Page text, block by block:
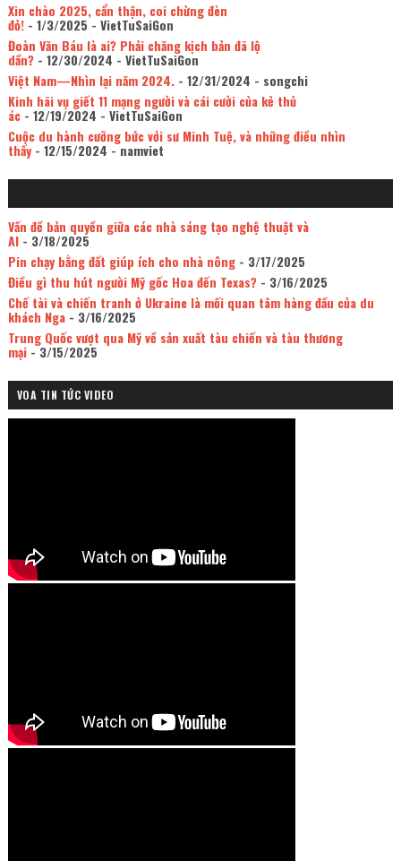
Xin chào 2025, cẩn thận, coi chừng đèn
đỏ!- 1/3/2025 - VietTuSaiGon
Đoàn Văn Báu là ai? Phải chăng kịch bản đã lộ
dần?- 12/30/2024 - VietTuSaiGon
Việt Nam—Nhìn lại năm 2024.- 12/31/2024 - songchi
Kinh hãi vụ giết 11 mạng người và cái cười của kẻ thủ
ác- 12/19/2024 - VietTuSaiGon
Cuộc du hành cưỡng bức với sư Minh Tuệ, và những điều nhìn
thấy- 12/15/2024 - namviet
Vấn đề bản quyền giữa các nhà sáng tạo nghệ thuật và
AI- 3/18/2025
Pin chạy bằng đất giúp ích cho nhà nông- 3/17/2025
Điều gì thu hút người Mỹ gốc Hoa đến Texas?- 3/16/2025
Chế tài và chiến tranh ở Ukraine là mối quan tâm hàng đầu của du
khách Nga- 3/16/2025
Trung Quốc vượt qua Mỹ về sản xuất tàu chiến và tàu thương
mại- 3/15/2025
VOA TIN TỨC VIDEO